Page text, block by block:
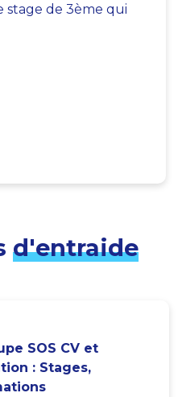
de 3ème qui
d'entraide
SOS CV et
: Stages,